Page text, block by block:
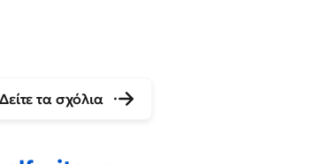
Δείτε τα σχόλια